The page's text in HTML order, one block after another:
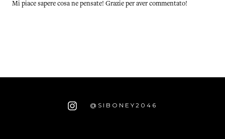
Mi piace sapere cosa ne pensate! Grazie per aver commentato!
@SIBONEY2046